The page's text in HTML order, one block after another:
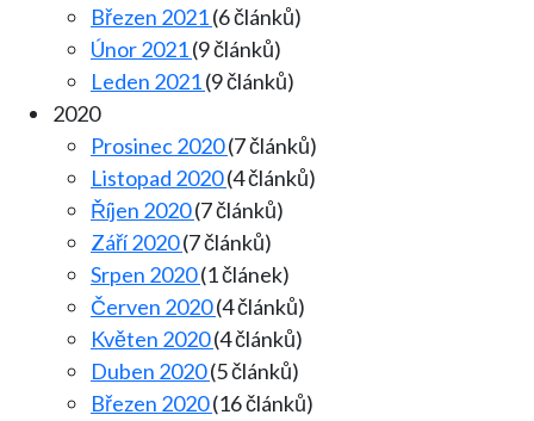
Březen 2021(6 článků)
Únor 2021(9 článků)
Leden 2021(9 článků)
2020
Prosinec 2020(7 článků)
Listopad 2020(4 článků)
Říjen 2020(7 článků)
Září 2020(7 článků)
Srpen 2020(1 článek)
Červen 2020(4 článků)
Květen 2020(4 článků)
Duben 2020(5 článků)
Březen 2020(16 článků)